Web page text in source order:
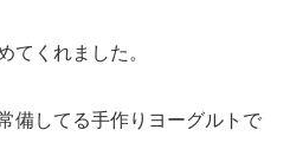
てくれました。
備してる手作りヨーグルトで